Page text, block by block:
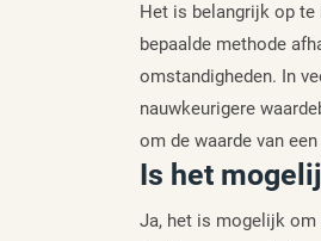
Het is belangrijk op te
bepaalde methode
omstandigheden. In
nauwkeurigere
om de waarde van
Is het
Ja, het is mogelijk om